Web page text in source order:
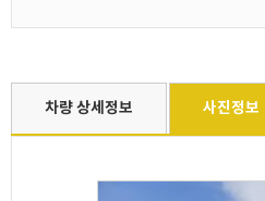
차량 상세정보 사진정보